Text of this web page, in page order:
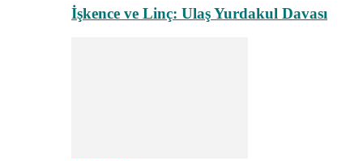
İşkence ve Linç: Ulaş Yurdakul Davası